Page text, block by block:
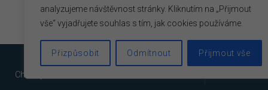
analyzujeme návštěvnost stránky. Kliknutím na „Přijmout
vše“ vyjadřujete souhlas s tím, jak cookies používáme.
Přizpůsobit Odmítnout Přijmout vše
Chicory © 2026. +420 603